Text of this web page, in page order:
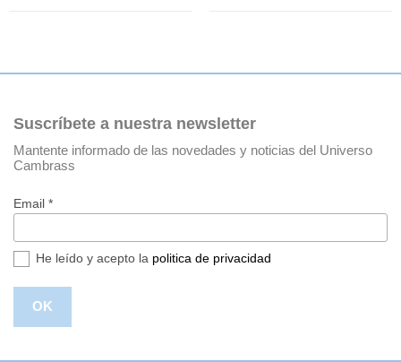
Suscríbete a nuestra newsletter
Mantente informado de las novedades y noticias del Universo
Cambrass
Email *
He leído y acepto la politica de privacidad